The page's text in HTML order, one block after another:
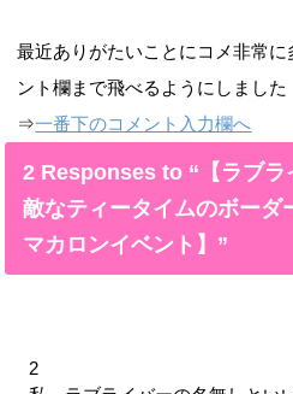
最近ありがたいことにコメ非常
ント欄まで飛べるようにしました
⇒一番下のコメント入力欄へ
2 Responses to “【ラブラ
敵なティータイムのボー
マカロンイベント】”
2